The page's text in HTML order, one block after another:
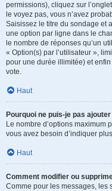
permissions), cliquez sur l’onglet
le voyez pas, vous n’avez
Saisissez le titre du sondage et
une option par ligne dans le
le nombre de réponses qu’un
« Option(s) par l’utilisateur »,
pour une durée illimitée) et
vote.
Haut
Pourquoi ne puis-je pas
Le nombre d’options maximum
vous avez besoin d’indiquer
Haut
Comment modifier ou
Comme pour les messages, les